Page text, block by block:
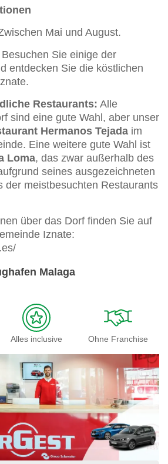
Mai und August.
Besuchen Sie einige der
entdecken Sie die köstlichen
Restaurants: Alle
sind eine gute Wahl, aber unser
Hermanos Tejada im
Eine weitere gute Wahl ist
Loma, das zwar außerhalb des
seines ausgezeichneten
der meistbesuchten Restaurants
über das Dorf finden Sie auf
Iznate:
Malaga
Alles inclusive Ohne Franchise